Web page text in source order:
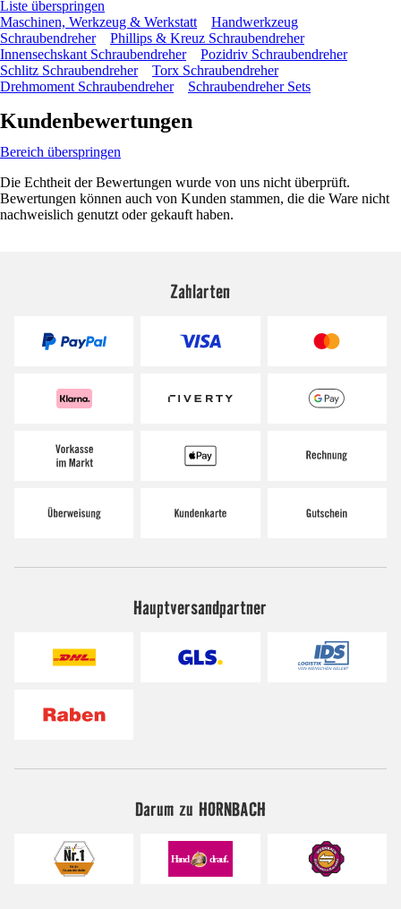
Liste überspringen
Maschinen, Werkzeug & Werkstatt
Handwerkzeug
Schraubendreher
Phillips & Kreuz Schraubendreher
Innensechskant Schraubendreher
Pozidriv Schraubendreher
Schlitz Schraubendreher
Torx Schraubendreher
Drehmoment Schraubendreher
Schraubendreher Sets
Kundenbewertungen
Bereich überspringen
Die Echtheit der Bewertungen wurde von uns nicht überprüft.
Bewertungen können auch von Kunden stammen, die die Ware nicht
nachweislich genutzt oder gekauft haben.
Zahlarten
Hauptversandpartner
Darum zu HORNBACH